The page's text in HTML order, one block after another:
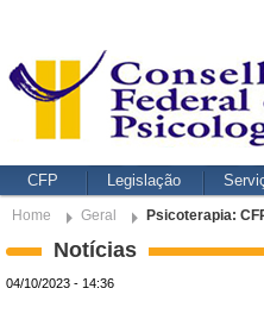
CFP Legislação
Home Geral Psicoterapia:
Notícias
04/10/2023 - 14:36